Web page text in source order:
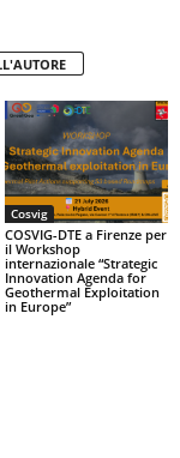
Cosvig
COSVIG-DTE a Firenze per
il Workshop
internazionale “Strategic
Innovation Agenda for
Geothermal Exploitation
in Europe”